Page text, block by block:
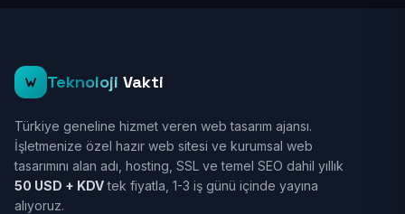
Teknoloji Vakti
Türkiye geneline hizmet veren web tasarım ajansı.
İşletmenize özel hazır web sitesi ve kurumsal web
tasarımını alan adı, hosting, SSL ve temel SEO dahil yıllık
50 USD + KDVtek fiyatla, 1-3 iş günü içinde yayına
alıyoruz.